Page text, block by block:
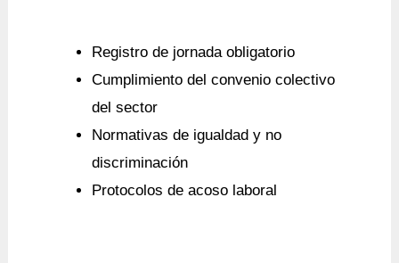
Registro de jornada obligatorio
Cumplimiento del convenio colectivo
del sector
Normativas de igualdad y no
discriminación
Protocolos de acoso laboral